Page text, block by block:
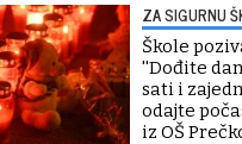
ZA SIGURNU
Škole
''Dođite
sati i
odajte
iz OŠ